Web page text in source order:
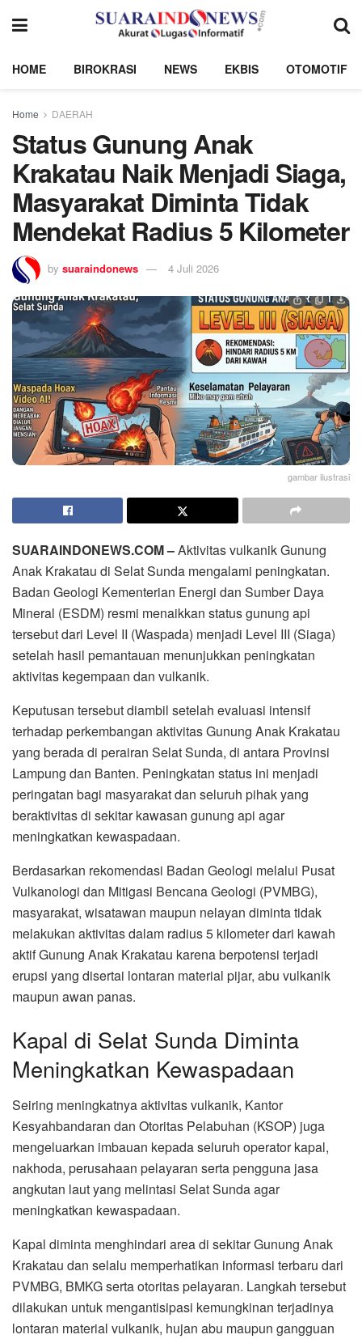
HOME BIROKRASI NEWS EKBIS OTOMOTIF
Home DAERAH
Status Gunung Anak
Krakatau Naik Menjadi Siaga,
Masyarakat Diminta Tidak
Mendekat Radius 5 Kilometer
by suaraindonews 4 Juli 2026
gambar ilustrasi
SUARAINDONEWS.COM –Aktivitas vulkanik Gunung
Anak Krakatau di Selat Sunda mengalami peningkatan.
Badan Geologi Kementerian Energi dan Sumber Daya
Mineral (ESDM) resmi menaikkan status gunung api
tersebut dari Level II (Waspada) menjadi Level III (Siaga)
setelah hasil pemantauan menunjukkan peningkatan
aktivitas kegempaan dan vulkanik.
Keputusan tersebut diambil setelah evaluasi intensif
terhadap perkembangan aktivitas Gunung Anak Krakatau
yang berada di perairan Selat Sunda, di antara Provinsi
Lampung dan Banten. Peningkatan status ini menjadi
peringatan bagi masyarakat dan seluruh pihak yang
beraktivitas di sekitar kawasan gunung api agar
meningkatkan kewaspadaan.
Berdasarkan rekomendasi Badan Geologi melalui Pusat
Vulkanologi dan Mitigasi Bencana Geologi (PVMBG),
masyarakat, wisatawan maupun nelayan diminta tidak
melakukan aktivitas dalam radius 5 kilometer dari kawah
aktif Gunung Anak Krakatau karena berpotensi terjadi
erupsi yang disertai lontaran material pijar, abu vulkanik
maupun awan panas.
Kapal di Selat Sunda Diminta
Meningkatkan Kewaspadaan
Seiring meningkatnya aktivitas vulkanik, Kantor
Kesyahbandaran dan Otoritas Pelabuhan (KSOP) juga
mengeluarkan imbauan kepada seluruh operator kapal,
nakhoda, perusahaan pelayaran serta pengguna jasa
angkutan laut yang melintasi Selat Sunda agar
meningkatkan kewaspadaan.
Kapal diminta menghindari area di sekitar Gunung Anak
Krakatau dan selalu memperhatikan informasi terbaru dari
PVMBG, BMKG serta otoritas pelayaran. Langkah tersebut
dilakukan untuk mengantisipasi kemungkinan terjadinya
lontaran material vulkanik, hujan abu maupun gangguan